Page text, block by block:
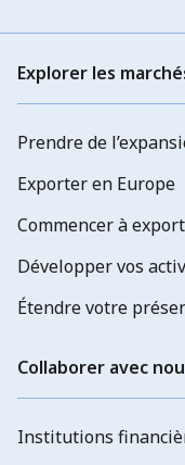
Explorer les
Prendre de
Exporter en Europe
Commencer à
Développer vos
Étendre votre
Collaborer avec
Institutions